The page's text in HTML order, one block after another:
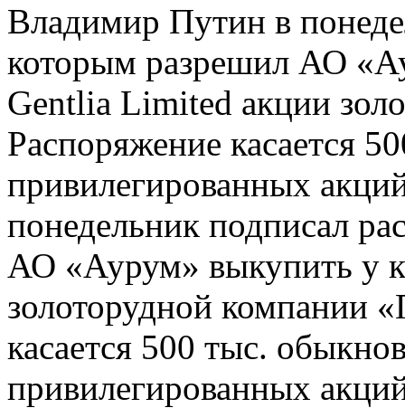
Владимир Путин в
которым разрешил АО
Gentlia Limited акции
Распоряжение касается
привилегированных
понедельник подписал
АО «Аурум» выкупить у
золоторудной компании
касается 500 тыс.
привилегированных